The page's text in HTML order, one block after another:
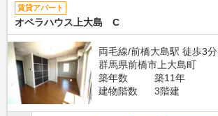
賃貸アパート
オペラハウス上大島 C
両毛線/前橋大島駅 徒歩3分
群馬県前橋市上大島町
築年数
築11年
建物階数
3階建